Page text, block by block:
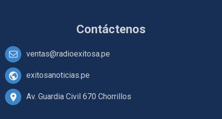
Contáctenos
ventas@radioexitosa.pe
exitosanoticias.pe
Av. Guardia Civil 670 Chorrillos